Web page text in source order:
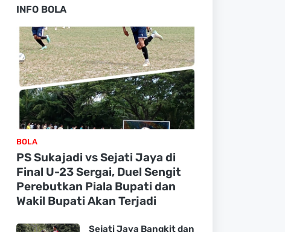
INFO BOLA
BOLA
PS Sukajadi vs Sejati Jaya di
Final U-23 Sergai, Duel Sengit
Perebutkan Piala Bupati dan
Wakil Bupati Akan Terjadi
Sejati Jaya Bangkit dan